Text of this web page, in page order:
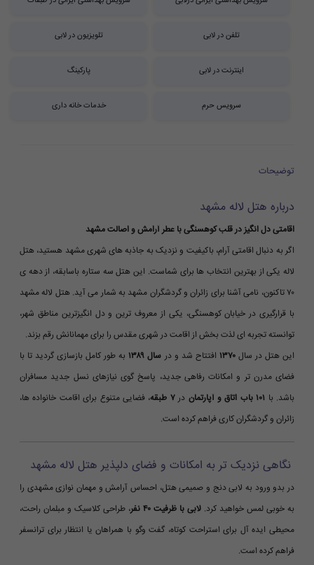
تلفن در لابی تلویزیون در لابی
اینترنت در لابی پارکینگ
سرویس حرم خدمات خانه داری
توضیحات
درباره هتل لاله مشهد
اقامتی دل انگیز در قلب کوهسنگی با عطر آرامش و اصالت مشهد
اگر به دنبال اقامتی آرام، باکیفیت و نزدیک به جاذبه های شهری مشهد هستید، هتل
لاله یکی از بهترین انتخاب ها برای شماست. این هتل سه ستاره باسابقه، از دهه ی
۷۰ تاکنون، نامی آشنا برای زائران و گردشگران مشهد به شمار می آید. هتل لاله مشهد
با قرارگیری در خیابان کوهسنگی، یکی از معروف ترین و دل انگیزترین مناطق شهر،
توانسته تجربه ای لذت بخش از اقامت در شهری مقدس را برای مهمانانش رقم بزند.
این هتل در سال۱۳۷۰ افتتاح شد و در سال ۱۳۸۹
به طور کامل بازسازی گردید تا با
فضای مدرن تر و امکانات رفاهی جدید، پاسخ گوی نیازهای نسل جدید مسافران
باشد. با ۱۰۱ باب اتاق و آپارتمان در۷ طبقه
، فضایی متنوع برای اقامت خانواده ها،
زائران و گردشگران کاری فراهم کرده است.
نگاهی نزدیک تر به امکانات و فضای دلپذیر هتل لاله مشهد
در بدو ورود به لابی دنج و صمیمی هتل، احساس آرامش و مهمان نوازی مشهدی را
به خوبی لمس خواهید کرد. لابی با ظرفیت ۴۰ نفر
، طراحی کلاسیک و مبلمان راحت،
محیطی ایده آل برای استراحت کوتاه، گفت وگو با همراهان یا انتظار برای ترانسفر
فراهم کرده است.